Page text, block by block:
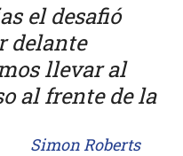
el desafió
delante
llevar al
al frente de la
Simon Roberts